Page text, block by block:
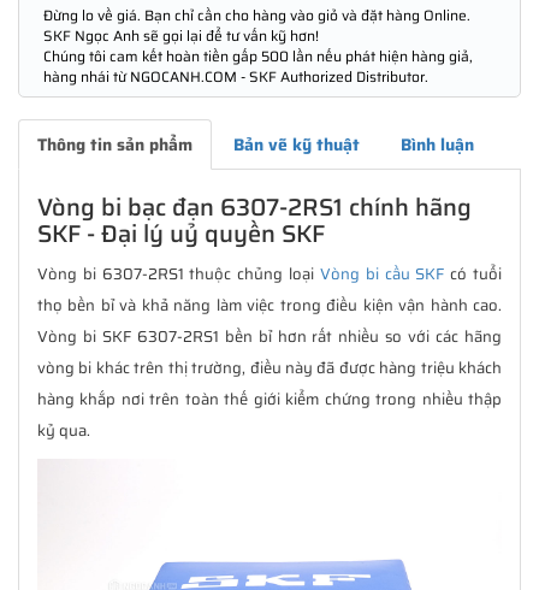
Đừng lo về giá. Bạn chỉ cần cho hàng vào giỏ và đặt hàng Online.
SKF Ngọc Anh sẽ gọi lại để tư vấn kỹ hơn!
Chúng tôi cam kết hoàn tiền gấp 500 lần nếu phát hiện hàng giả,
hàng nhái từ NGOCANH.COM - SKF Authorized Distributor.
Thông tin sản phẩm Bản vẽ kỹ thuật Bình luận
Vòng bi bạc đạn 6307-2RS1 chính hãng
SKF - Đại lý uỷ quyền SKF
Vòng bi 6307-2RS1 thuộc chủng loại Vòng bi cầu SKF có tuổi
thọ bền bỉ và khả năng làm việc trong điều kiện vận hành cao.
Vòng bi SKF 6307-2RS1 bền bỉ hơn rất nhiều so với các hãng
vòng bi khác trên thị trường, điều này đã được hàng triệu khách
hàng khắp nơi trên toàn thế giới kiểm chứng trong nhiều thập
kỷ qua.